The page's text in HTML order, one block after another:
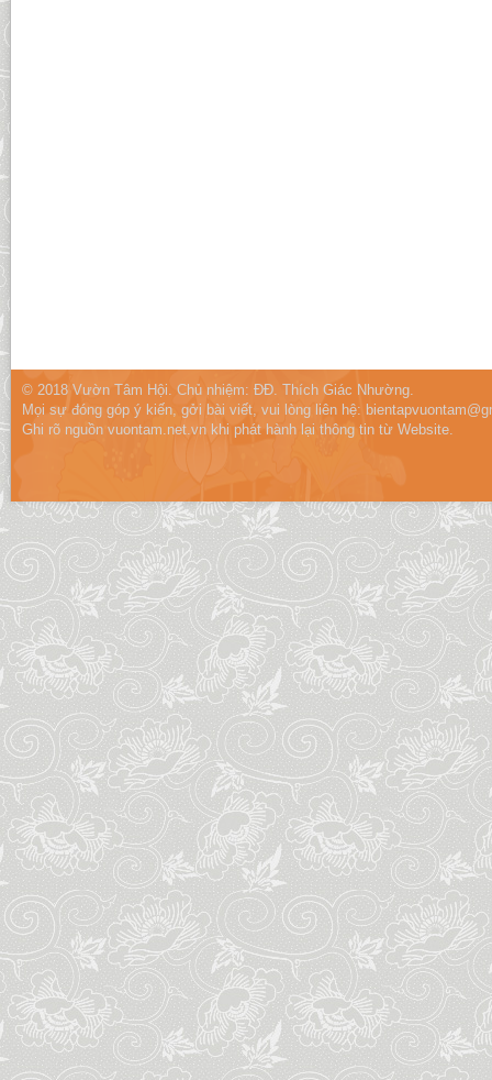
© 2018 Vườn Tâm Hội. Chủ nhiệm: ĐĐ. Thích Giác Nhường.
Mọi sự đóng góp ý kiến, gởi bài viết, vui lòng liên hệ:
Ghi rõ nguồn vuontam.net.vn khi phát hành lại thông tin từ Website.